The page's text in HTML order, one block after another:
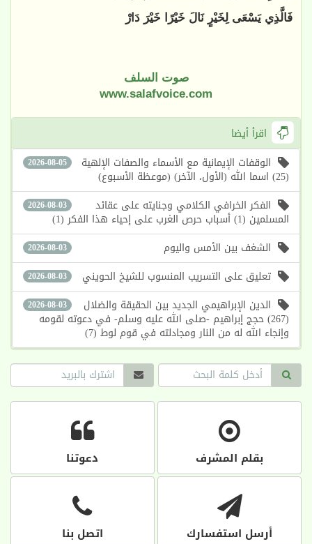
فَالَّذِي يَسْعَى لِخَيْرٍ نَالَ خَيْرًا خَيْرَ دَارْ
صوت السلف
www.salafvoice.com
اقرأ أيضا
2026-08-05 الوقفات الإيمانية مع الأسماء والصفات الإلهية
(25) اسما الله (الأول، الآخر) (موعظة الأسبوع)
2026-08-03 الفكر الخرافي الكلامي وجنايته على عقائد
المسلمين (1) أسباب حرص الغرب على إحياء هذا الفكر (1)
2026-08-03 الشغف بين الأمس واليوم
2026-08-03 تعليق على التسريب المنسوب للشيخ الحويني
2026-08-03 الدين الإبراهيمي الجديد بين الحقيقة والضلال
(267) حجج إبراهيم -صلى الله عليه وسلم- في دعوته لقومه
وإنجاء الله له من النار ومجادلته في قوم لوط (7)
بقلم المشرف دعوتنا
أرسل استفسارك اتصل بنا